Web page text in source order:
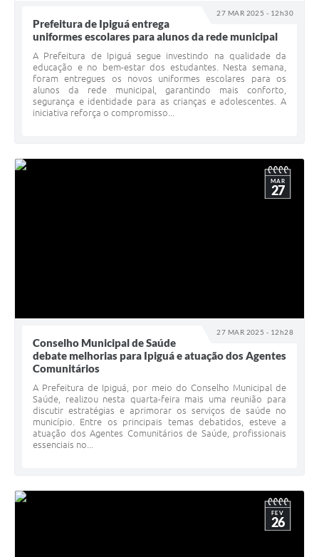
27 MAR 2025 - 12h30
Prefeitura de Ipiguá entrega
uniformes escolares para alunos da rede municipal
A Prefeitura de Ipiguá segue investindo na qualidade da
educação e no bem-estar dos estudantes. Nesta semana,
foram entregues os novos uniformes escolares para os
alunos da rede municipal, garantindo mais conforto,
segurança e identidade para as crianças e adolescentes. A
iniciativa reforça o compromisso...
27 MAR 2025 - 12h28
MAR
27
Conselho Municipal de Saúde
debate melhorias para Ipiguá e atuação dos Agentes
Comunitários
A Prefeitura de Ipiguá, por meio do Conselho Municipal de
Saúde, realizou nesta quarta-feira mais uma reunião para
discutir estratégias e aprimorar os serviços de saúde no
município. Entre os principais temas debatidos, esteve a
atuação dos Agentes Comunitários de Saúde, profissionais
essenciais no...
FEV
26